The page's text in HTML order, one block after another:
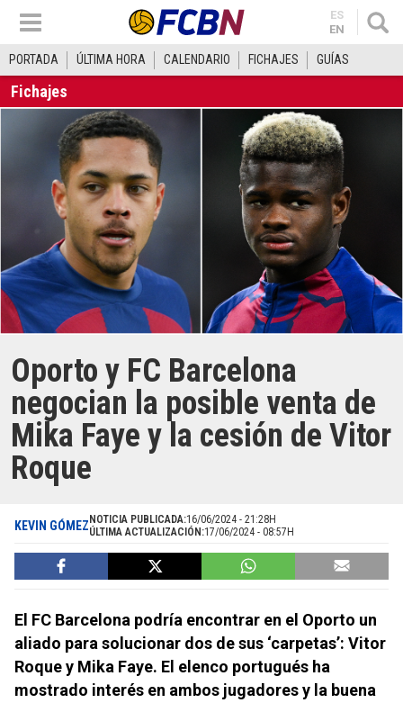
ES
EN
PORTADA ÚLTIMA HORA CALENDARIO FICHAJES GUÍAS
Fichajes
Oporto y FC Barcelona
negocian la posible venta de
Mika Faye y la cesión de Vitor
Roque
KEVIN GÓMEZ NOTICIA PUBLICADA:16/06/2024 - 21:28H
ÚLTIMA ACTUALIZACIÓN:17/06/2024 - 08:57H
El FC Barcelona podría encontrar en el Oporto un
aliado para solucionar dos de sus ‘carpetas’: Vitor
Roque y Mika Faye. El elenco portugués ha
mostrado interés en ambos jugadores y la buena